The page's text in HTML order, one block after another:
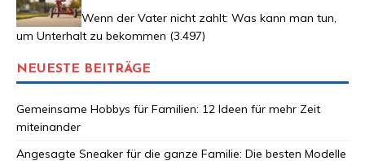
Wenn der Vater nicht zahlt: Was kann man tun,
um Unterhalt zu bekommen (3.497)
NEUESTE BEITRÄGE
Gemeinsame Hobbys für Familien: 12 Ideen für mehr Zeit
miteinander
Angesagte Sneaker für die ganze Familie: Die besten Modelle